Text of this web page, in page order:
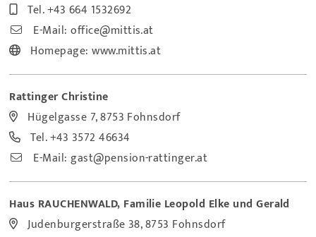
Tel.+43 664 1532692
E-Mail:office@mittis.at
Homepage:www.mittis.at
Rattinger Christine
Hügelgasse 7, 8753 Fohnsdorf
Tel.+43 3572 46634
E-Mail:gast@pension-rattinger.at
Haus RAUCHENWALD, Familie Leopold Elke und Gerald
Judenburgerstraße 38, 8753 Fohnsdorf